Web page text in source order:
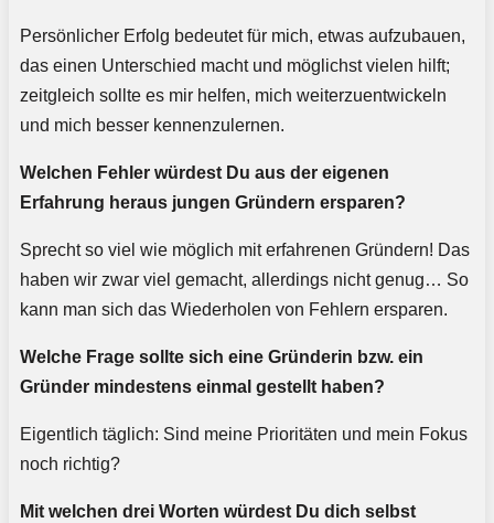
Persönlicher Erfolg bedeutet für mich, etwas aufzubauen,
das einen Unterschied macht und möglichst vielen hilft;
zeitgleich sollte es mir helfen, mich weiterzuentwickeln
und mich besser kennenzulernen.
Welchen Fehler würdest Du aus der eigenen
Erfahrung heraus jungen Gründern ersparen?
Sprecht so viel wie möglich mit erfahrenen Gründern! Das
haben wir zwar viel gemacht, allerdings nicht genug… So
kann man sich das Wiederholen von Fehlern ersparen.
Welche Frage sollte sich eine Gründerin bzw. ein
Gründer mindestens einmal gestellt haben?
Eigentlich täglich: Sind meine Prioritäten und mein Fokus
noch richtig?
Mit welchen drei Worten würdest Du dich selbst